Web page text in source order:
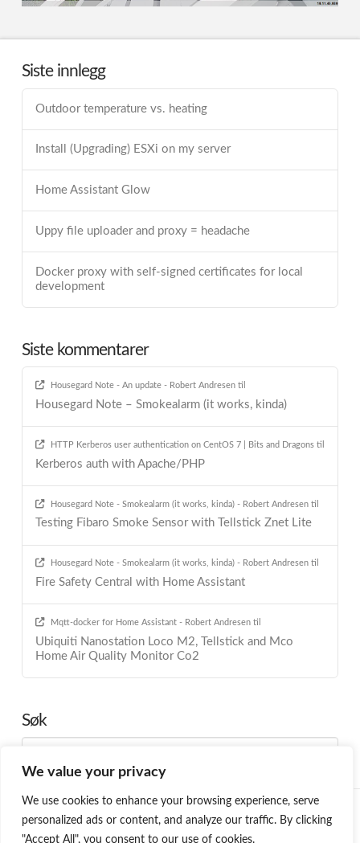
We value your privacy
We use cookies to enhance your browsing experience, serve
personalized ads or content, and analyze our traffic. By clicking
"Accept All", you consent to our use of cookies.
Siste innlegg
Outdoor temperature vs. heating
Install (Upgrading) ESXi on my server
Home Assistant Glow
Uppy file uploader and proxy = headache
Docker proxy with self-signed certificates for local
development
Siste kommentarer
Housegard Note - An update - Robert Andresentil
Housegard Note – Smokealarm (it works, kinda)
HTTP Kerberos user authentication on CentOS 7 | Bits and Dragonstil
Kerberos auth with Apache/PHP
Housegard Note - Smokealarm (it works, kinda) - Robert Andresentil
Testing Fibaro Smoke Sensor with Tellstick Znet Lite
Housegard Note - Smokealarm (it works, kinda) - Robert Andresentil
Fire Safety Central with Home Assistant
Mqtt-docker for Home Assistant - Robert Andresentil
Ubiquiti Nanostation Loco M2, Tellstick and Mco
Home Air Quality Monitor Co2
Søk
Search
ØNSKELISTE